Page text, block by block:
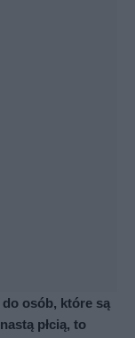
osób, które są
płcią, to